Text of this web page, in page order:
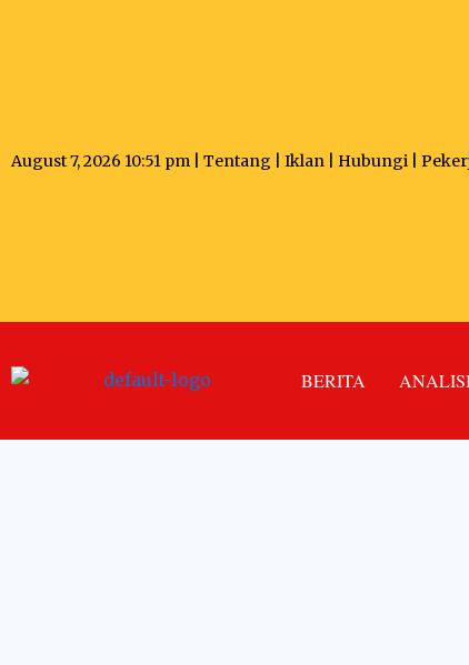
August 7, 2026 10:51 pm | Tentang Iklan Hubungi
BERITA